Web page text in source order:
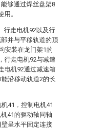
够通过焊丝盘架8
。
行走电机92以及行
并与平移轨道的顶
安装在龙门架1的
行走电机92与减速
电机92通过减速箱
沿移动轨道2的长
41，控制电机41
41的驱动轴同轴
呈水平固定连接